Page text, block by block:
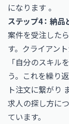
になります 。
ステップ4：納品
案件を受注した
す。クライアン
「自分のスキル
う。これを繰り
ト注文に繋がり
求人の探し方に
ています。